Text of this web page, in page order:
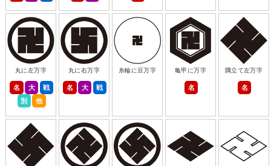
丸に左万字
名 大
戦
別
他
丸に右万字
名 大 戦
糸輪に豆万字 亀甲に万字
名
隅立て左万字
名